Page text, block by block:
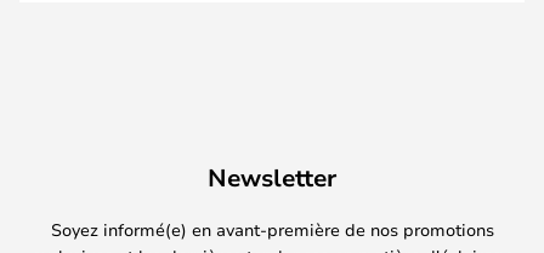
Newsletter
Soyez informé(e) en avant-première de nos promotions